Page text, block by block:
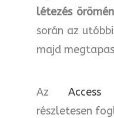
létezés
során az
majd
Az
részletesen